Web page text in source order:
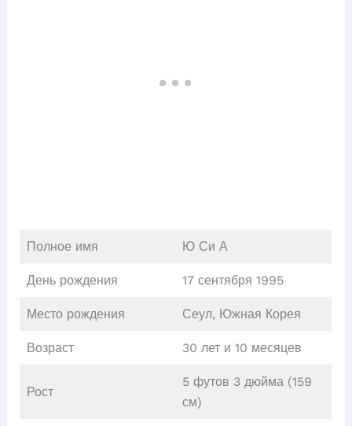
Полное имя Ю Си А
День рождения 17 сентября 1995
Место рождения Сеул, Южная Корея
Возраст 30 лет и 10 месяцев
Рост
5 футов 3 дюйма (159
см)